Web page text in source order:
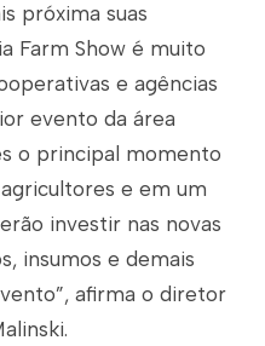
próxima suas
Farm Show é muito
e agências
evento da área
o principal momento
e em um
investir nas novas
insumos e demais
afirma o diretor